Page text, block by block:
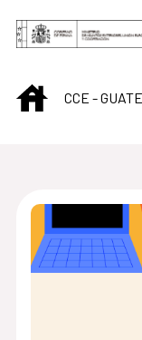
Skip to Main
INICIO
CCE -